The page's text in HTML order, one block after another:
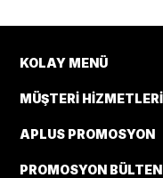
KOLAY MENÜ
MÜŞTERI HIZMETLERI
APLUS PROMOSYON
PROMOSYON BÜLTEN